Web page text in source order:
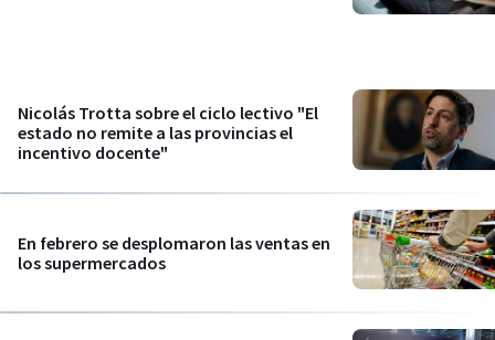
Nicolás Trotta sobre el ciclo lectivo "El
estado no remite a las provincias el
incentivo docente"
En febrero se desplomaron las ventas en
los supermercados